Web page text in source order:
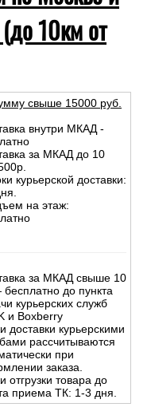
10км от
свыше 15000 руб.
внутри МКАД -
за МКАД до 10
курьерской доставки:
на этаж:
за МКАД свыше 10
до пункта
курьерских служб
и Boxberry
доставки курьерскими
рассчитываются
при
заказа.
отгрузки товара до
приема ТК: 1-3 дня.